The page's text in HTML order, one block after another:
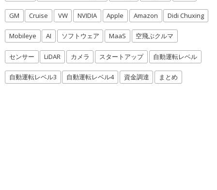
GM Cruise VW NVIDIA Apple Amazon Didi Chuxing
Mobileye AI ソフトウェア MaaS 空飛ぶクルマ
センサー LiDAR カメラ スタートアップ 自動運転レベル
自動運転レベル3 自動運転レベル4 資金調達 まとめ